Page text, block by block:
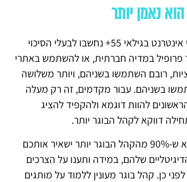
למרות שמשתמשי אינטרנט בגילאי 55+ נחשבו לבעלי הסיכוי
פרופיל במדיה חברתית, או להשתמש באתרי
רובם השתמשו בשניהם, ויותר משלושה
בשניהם. עבור מקדמים, זה רק מעלה
להוות דוגמא ולהקפיד להציג
דווקא לקהל הבוגר יותר.
התמריץ הנוסף הוא ש-90% מהקהל הבוגר יותר ישאיר אותכם
שלהם, במידה ותענו על הצרכים
כן. קהל בוגר מעונין ללמוד על מותגים